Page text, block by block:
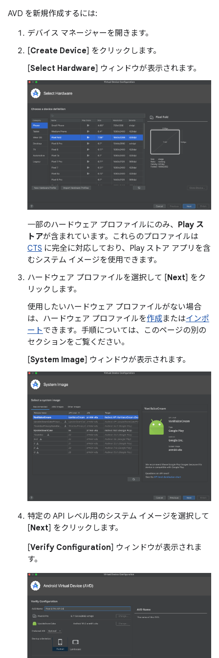
AVD を新規作成するには:
デバイス マネージャーを開きます。
[Create Device] をクリックします。
[Select Hardware] ウィンドウが表示されます。
一部のハードウェア プロファイルにのみ、 Play ス
トアが含まれています。これらのプロファイルは
CTS に完全に対応しており、Play ストア アプリを含
むシステム イメージを使用できます。
ハードウェア プロファイルを選択して [Next] をク
リックします。
使用したいハードウェア プロファイルがない場合
は、ハードウェア プロファイルを作成またはインポ
ートできます。手順については、このページの別の
セクションをご覧ください。
[System Image] ウィンドウが表示されます。
特定の API レベル用のシステム イメージを選択して
[Next] をクリックします。
[Verify Configuration] ウィンドウが表示されま
す。